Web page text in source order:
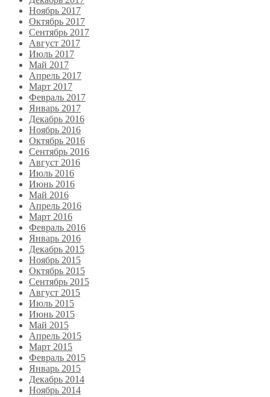
Ноябрь 2017
Октябрь 2017
Сентябрь 2017
Август 2017
Июль 2017
Май 2017
Апрель 2017
Март 2017
Февраль 2017
Январь 2017
Декабрь 2016
Ноябрь 2016
Октябрь 2016
Сентябрь 2016
Август 2016
Июль 2016
Июнь 2016
Май 2016
Апрель 2016
Март 2016
Февраль 2016
Январь 2016
Декабрь 2015
Ноябрь 2015
Октябрь 2015
Сентябрь 2015
Август 2015
Июль 2015
Июнь 2015
Май 2015
Апрель 2015
Март 2015
Февраль 2015
Январь 2015
Декабрь 2014
Ноябрь 2014